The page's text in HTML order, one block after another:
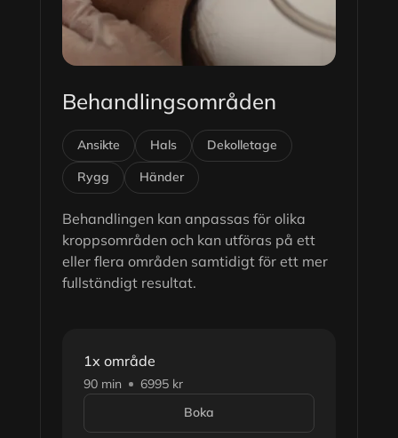
Behandlingsområden
Ansikte Hals
Dekolletage
Rygg
Händer
Behandlingen kan anpassas för olika
kroppsområden och kan utföras på ett
eller flera områden samtidigt för ett mer
fullständigt resultat.
1x område
90 min
6995 kr
Boka